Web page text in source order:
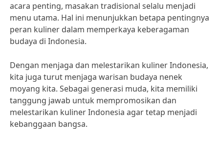
acara penting, masakan tradisional selalu menjadi
menu utama. Hal ini menunjukkan betapa pentingnya
peran kuliner dalam memperkaya keberagaman
budaya di Indonesia.
Dengan menjaga dan melestarikan kuliner Indonesia,
kita juga turut menjaga warisan budaya nenek
moyang kita. Sebagai generasi muda, kita memiliki
tanggung jawab untuk mempromosikan dan
melestarikan kuliner Indonesia agar tetap menjadi
kebanggaan bangsa.